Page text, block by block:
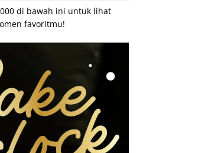
di bawah ini untuk lihat
favoritmu!